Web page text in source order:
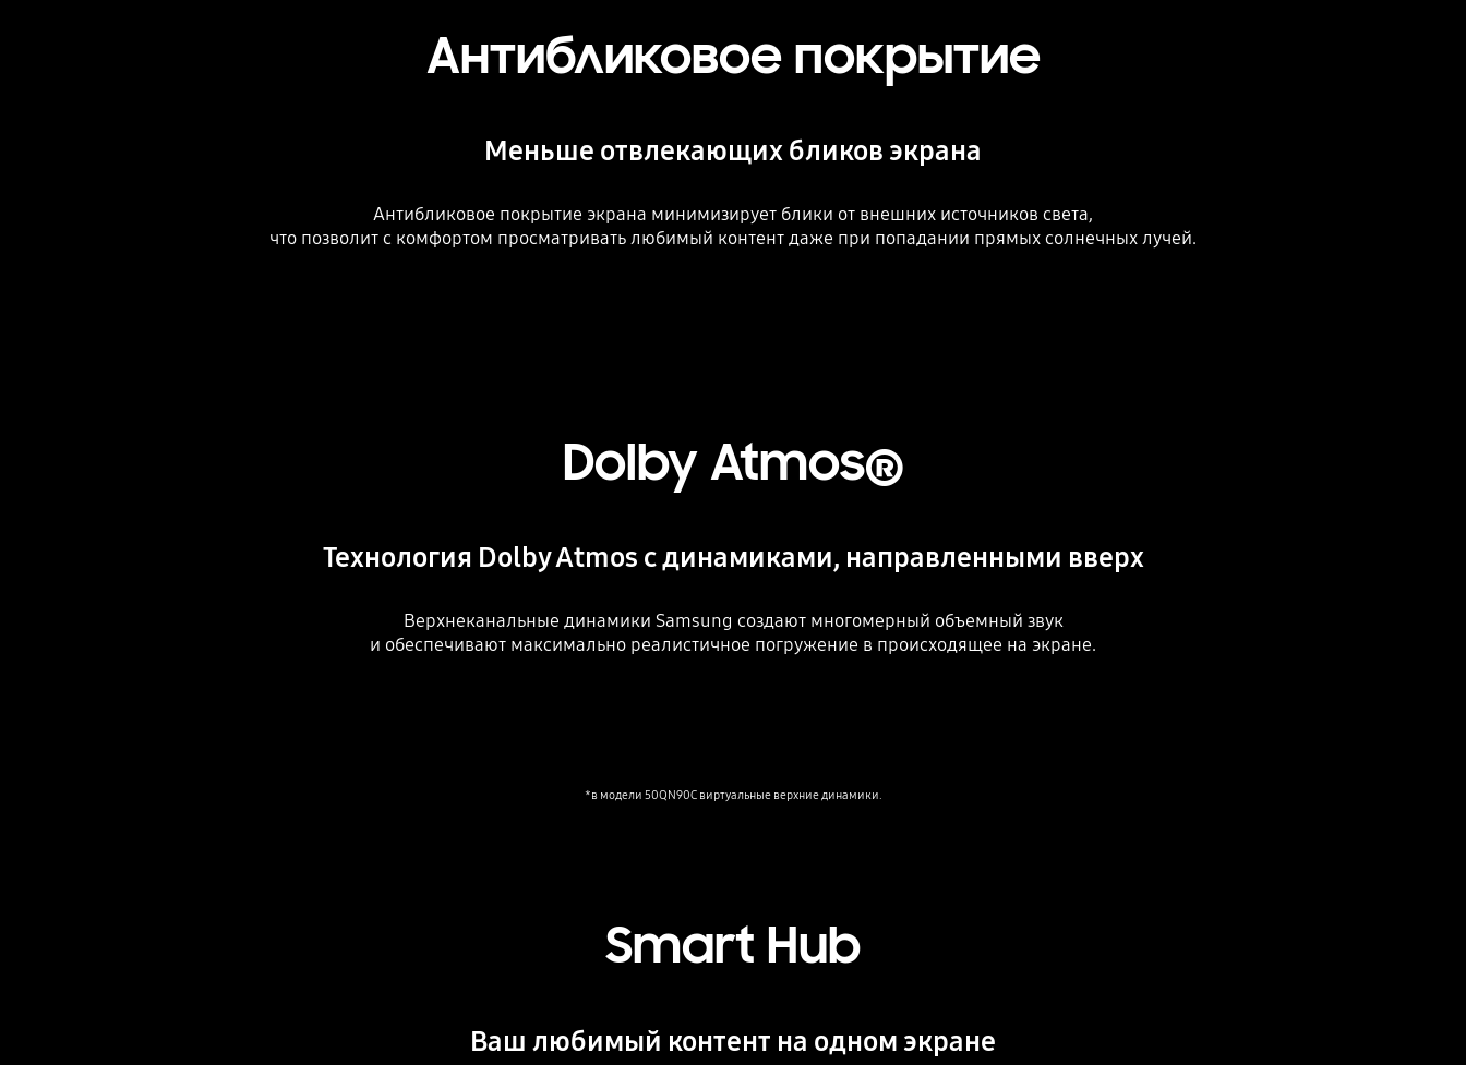
Антибликовое покрытие
Меньше отвлекающих бликов экрана
Антибликовое покрытие экрана минимизирует блики от внешних источников света,
что позволит с комфортом просматривать любимый контент даже при попадании прямых солнечных лучей.
Dolby Atmos®
Технология Dolby Atmos с динамиками, направленными вверх
Верхнеканальные динамики Samsung создают многомерный объемный звук
и обеспечивают максимально реалистичное погружение в происходящее на экране.
*в модели 50QN90C виртуальные верхние динамики.
Smart Hub
Ваш любимый контент на одном экране